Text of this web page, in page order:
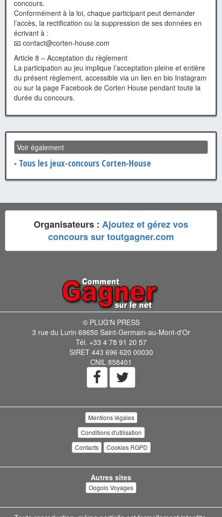
concours.
Conformément à la loi, chaque participant peut demander
l’accès, la rectification ou la suppression de ses données en
écrivant à :
📧 contact@corten-house.com
Article 8 – Acceptation du règlement
La participation au jeu implique l’acceptation pleine et entière
du présent règlement, accessible via un lien en bio Instagram
ou sur la page Facebook de Corten House pendant toute la
durée du concours.
Voir également
- Tous les jeux-concours Corten-House
Organisateurs : Ajoutez et gérez vos
concours sur toutgagner.com
© PLUG'N PRESS
3 rue du Lurin 69650 Saint-Germain-au-Mont-d'Or
Tél. +33 4 78 91 20 57
SIRET 443 696 620 00030
CNIL 858401
Mentions légales
Conditions d'utilisation
Contacts
Cookies RGPD
Autres sites
Oogolo Voyages